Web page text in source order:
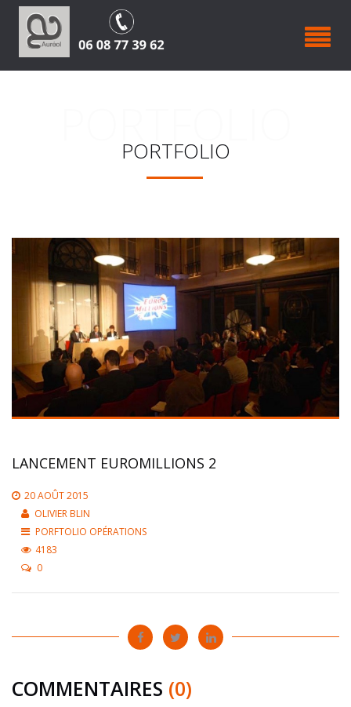
PORTFOLIO
LANCEMENT EUROMILLIONS 2
20 AOÛT 2015
OLIVIER BLIN
PORFTOLIO OPÉRATIONS
4183
0
COMMENTAIRES (0)